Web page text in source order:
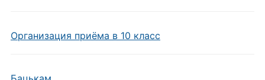
Организация приёма в 10 класс